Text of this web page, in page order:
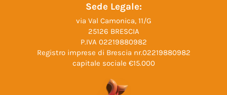
Sede Legale:
via Val Camonica, 11/G
25126 BRESCIA
P.IVA 02219880982
Registro imprese di Brescia nr.02219880982
capitale sociale €15.000